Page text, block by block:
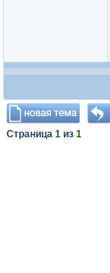
Страница 1 из 1